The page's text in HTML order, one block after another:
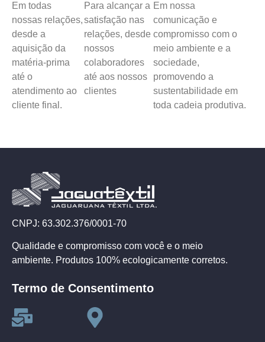
Em todas
nossas relações,
desde a
aquisição da
matéria-prima
até o
atendimento ao
cliente final.
Para alcançar a
satisfação nas
relações, desde
nossos
colaboradores
até aos nossos
clientes
Em nossa
comunicação e
compromisso com o
meio ambiente e a
sociedade,
promovendo a
sustentabilidade em
toda cadeia produtiva.
CNPJ: 63.302.376/0001-70
Qualidade e compromisso com você e o meio
ambiente. Produtos 100% ecologicamente corretos.
Termo de Consentimento